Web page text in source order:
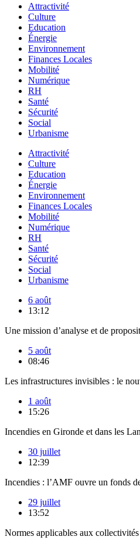
Attractivité
Culture
Education
Énergie
Environnement
Finances Locales
Mobilité
Numérique
RH
Santé
Sécurité
Social
Urbanisme
Attractivité
Culture
Education
Énergie
Environnement
Finances Locales
Mobilité
Numérique
RH
Santé
Sécurité
Social
Urbanisme
6 août
13:12
Une mission d’analyse et de
5 août
08:46
Les infrastructures invisibles : le
1 août
15:26
Incendies en Gironde et dans les
30 juillet
12:39
Incendies : l’AMF ouvre un fonds
29 juillet
13:52
Normes applicables aux